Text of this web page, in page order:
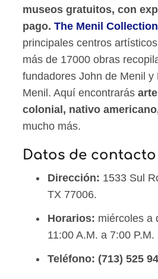
museos gratuitos, con
pago. The Menil Collection
principales centros
más de 17000 obras
fundadores John de Menil y
Menil. Aquí encontrarás
colonial, nativo
mucho más.
Datos de contacto
Dirección: 1533 Sul
TX 77006.
Horarios: miércoles a
11:00 A.M. a 7:00 P.M.
Teléfono: (713) 525